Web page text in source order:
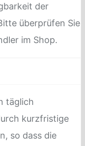
der
überprüfen Sie
im Shop.
täglich
kurzfristige
so dass die